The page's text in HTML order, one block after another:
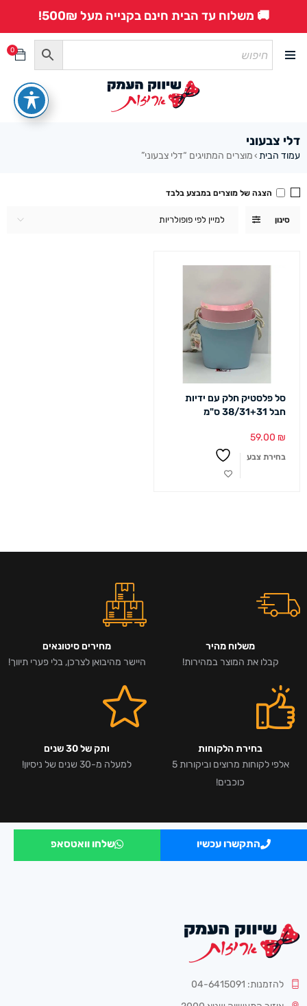
🚚 משלוח עד הבית חינם בקנייה מעל 500₪!
0
דלי צבעוני
עמוד הבית › מוצרים המתויגים “דלי צבעוני”
סינון למיין לפי פופולריות
הצגה של מוצרים במבצע בלבד
סל פלסטיק חלק עם ידיות
חבל 38/31+31 ס"מ
59.00 ₪
בחירת צבע
משלוח מהיר
קבלו את המוצר במהירות!
מחירים סיטונאים
היישר מהיבואן לצרכן, בלי פערי תיווך!
בחירת הלקוחות
אלפי לקוחות מרוצים וביקורות 5
כוכבים!
ותק של 30 שנים
למעלה מ-30 שנים של ניסיון!
התקשרו עכשיו שלחו וואטסאפ
להזמנות: 04-6415091